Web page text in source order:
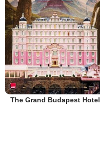
The Grand Budapest Hotel